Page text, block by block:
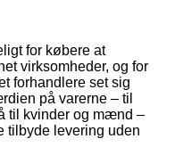
for købere at
virksomheder, og for
forhandlere set sig
på varerne – til
til kvinder og mænd –
tilbyde levering uden